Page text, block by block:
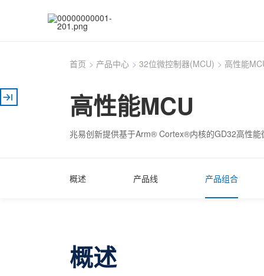
首页 > 产品中心 > 32位微控制器(MCU) > 高性能
高性能MCU
兆易创新提供基于Arm® Cortex®内核的GD32高性能
概述 产品线 产品组合
概述